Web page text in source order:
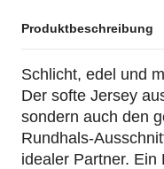
Produktbeschreibung
Schlicht, edel und
Der softe Jersey
sondern auch den
Rundhals-
idealer Partner.